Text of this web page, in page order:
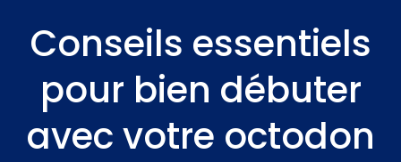
Conseils essentiels
pour bien débuter
avec votre octodon